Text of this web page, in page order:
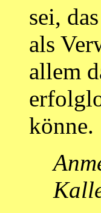
sei,
als
allem
könne.